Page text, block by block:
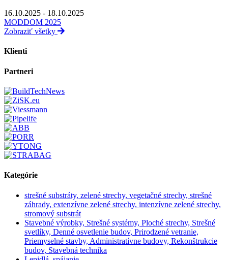
16.10.2025 - 18.10.2025
MODDOM 2025
Zobraziť všetky
Klienti
Partneri
Kategórie
strešné substráty, zelené strechy, vegetačné strechy, strešné
záhrady, extenzívne zelené strechy, intenzívne zelené strechy,
stromový substrát
Stavebné výrobky, Strešné systémy, Ploché strechy, Strešné
svetlíky, Denné osvetlenie budov, Prirodzené vetranie,
Priemyselné stavby, Administratívne budovy, Rekonštrukcie
budov, Stavebná technika